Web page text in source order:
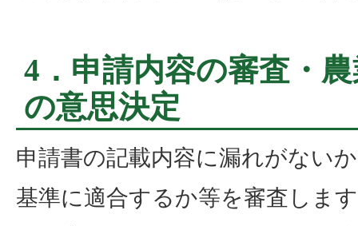
4．申請内容の審査・
の意思決定
申請書の記載内容に漏れがない
基準に適合するか等を審査しま